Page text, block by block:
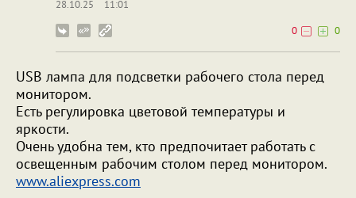
28.10.25
11:01
0
0
USB лампа для подсветки рабочего стола перед
монитором.
Есть регулировка цветовой температуры и
яркости.
Очень удобна тем, кто предпочитает работать с
освещенным рабочим столом перед монитором.
www.aliexpress.com